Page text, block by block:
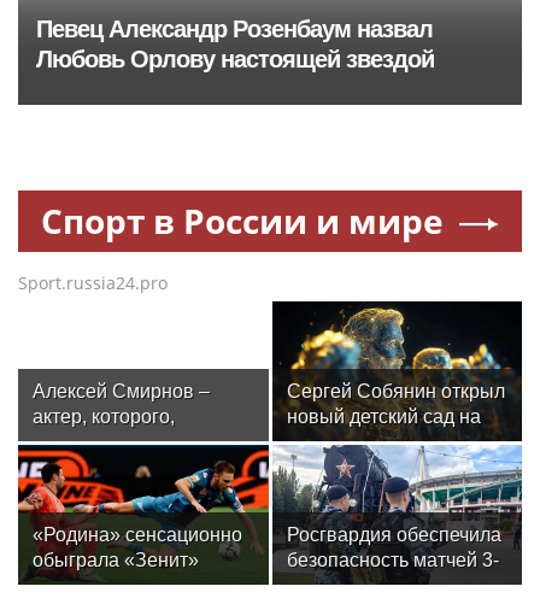
Певец Александр Розенбаум назвал
Любовь Орлову настоящей звездой
Спорт в России и мире
Sport.russia24.pro
Алексей Смирнов –
актер, которого,
надеюсь, еще не
забыли
Сергей Собянин открыл
новый детский сад на
300 мест в Москве
«Родина» сенсационно
обыграла «Зенит»
и одержала первую
Росгвардия обеспечила
безопасность матчей 3-
го тура РПЛ в Москве